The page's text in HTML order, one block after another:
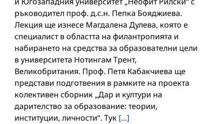
ръководител проф. д.с.н. Пепка Бояджиева.
Лекция ще изнесе Магдалена Дулева, която е
специалист в областта на филантропията и
набирането на средства за образователни цели
в университета Нотингам Трент,
Великобритания. Проф. Петя Кабакчиева ще
представи подготвения в рамките на проекта
колективен сборник „Дар и култури на
дарителство за образование: теории,
институции, личности“. Тук [...]